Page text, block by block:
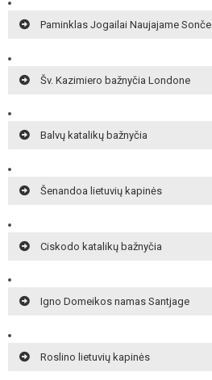
Paminklas Jogailai Naujajame Sonče
Šv. Kazimiero bažnyčia Londone
Balvų katalikų bažnyčia
Šenandoa lietuvių kapinės
Ciskodo katalikų bažnyčia
Igno Domeikos namas Santjage
Roslino lietuvių kapinės